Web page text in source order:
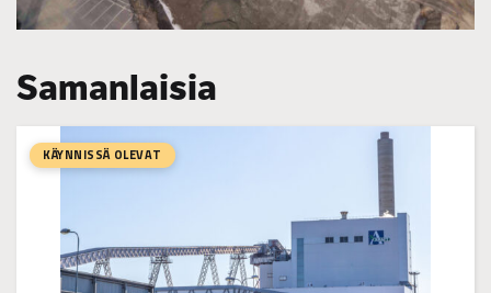
Samanlaisia
KÄYNNISSÄ OLEVAT